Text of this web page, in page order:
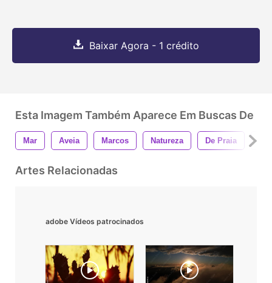
Baixar Agora - 1 crédito
Esta Imagem Também Aparece Em Buscas De
Mar Aveia Marcos Natureza De Praia
Artes Relacionadas
adobe Vídeos patrocinados